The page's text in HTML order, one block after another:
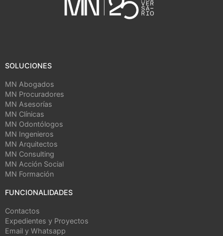
SOLUCIONES
MN Abogados
MN Procuradores
MN Asesorías
MN Clínicas
MN Odontólogos
MN Ingenieros
MN Arquitectos
MN Consulting
MN Acción Social
MN Formación
FUNCIONALIDADES
Contactos
Expedientes y Proyectos
Email y Whatsapp